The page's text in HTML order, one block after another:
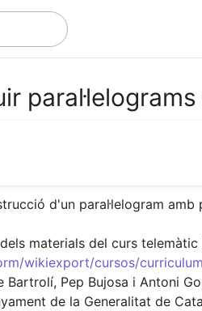
d'un paral·lelogram amb
wikiexport/cursos/
Bartrolí, Pep Bujosa i Antoni
de la Generalitat de